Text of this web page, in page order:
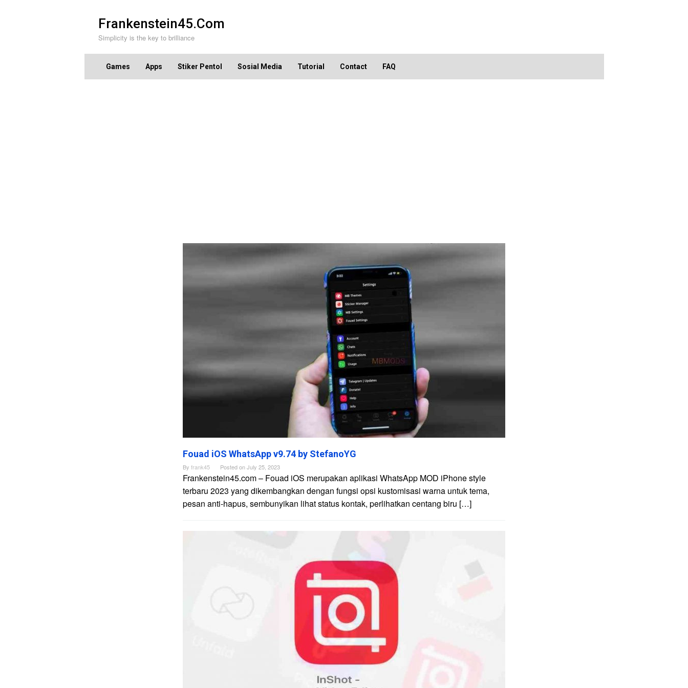
content
Frankenstein45.Com
Simplicity is the key to brilliance
Games Apps Stiker Pentol Sosial Media Tutorial Contact FAQ
Frankenstein45.Com
Fouad iOS WhatsApp v9.74 by StefanoYG
By frank45 Posted onJuly 25, 2023
Frankenstein45.com – Fouad iOS merupakan aplikasi WhatsApp MOD iPhone style
terbaru 2023 yang dikembangkan dengan fungsi opsi kustomisasi warna untuk tema,
pesan anti-hapus, sembunyikan lihat status kontak, perlihatkan centang biru […]